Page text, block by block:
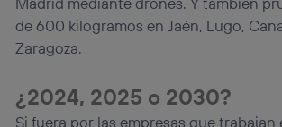
de 600 kilogramos en Jaén, Lugo,
Zaragoza.
¿2024, 2025 o 2030?
Si fuera por las empresas que trabajan